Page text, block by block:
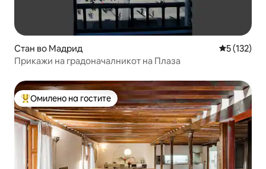
Стан во Мадрид Просечна
5 (132)
Прикажи на градоначалникот на Плаза
Меѓу најуспешните „Омилени на гостите“
Омилено на гостите